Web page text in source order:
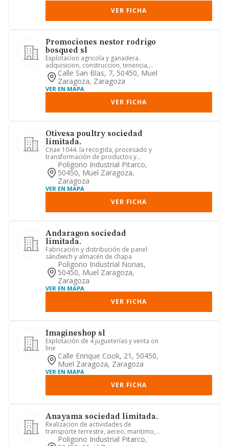
VER FICHA
Promociones nestor rodrigo
bosqued sl
Explotacion agricola y ganadera.
adquisicion, construccion, tenencia,
mejora, transformacion, urban...
Calle San Blas, 7, 50450, Muel
Zaragoza, Zaragoza
VER EN MAPA
VER FICHA
Otivesa poultry sociedad
limitada.
Cnae 1044. la recogida, procesado y
transformación de productos y
subproductos de origen animal med...
Poligono Industrial Pitarco,
50450, Muel Zaragoza,
Zaragoza
VER EN MAPA
VER FICHA
Andaragon sociedad
limitada.
Fabricación y distribución de panel
sándwich y almacén de chapa
Poligono Industrial Norias,
50450, Muel Zaragoza,
Zaragoza
VER EN MAPA
VER FICHA
Imagineshop sl
Explotación de 4 jugueterías y venta on
line
Calle Enrique Cook, 21, 50450,
Muel Zaragoza, Zaragoza
VER EN MAPA
VER FICHA
Anayama sociedad limitada.
Realizacion de actividades de
transporte terrestre, aereo, maritimo,
fluvial o combinado, de logist...
Poligono Industrial Pitarco,